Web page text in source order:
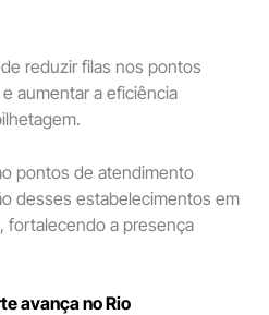
reduzir filas nos pontos
aumentar a eficiência
pontos de atendimento
desses estabelecimentos em
fortalecendo a presença
avança no Rio